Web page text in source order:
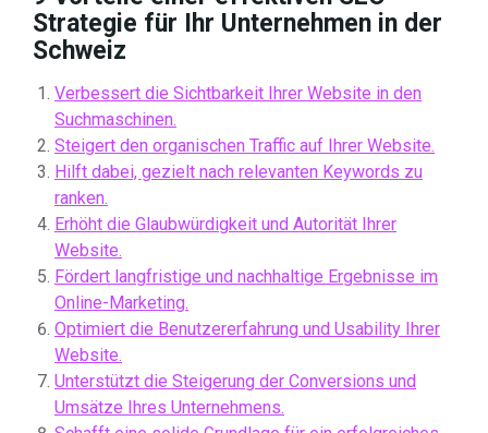
Strategie für Ihr Unternehmen in der
Schweiz
Verbessert die Sichtbarkeit Ihrer Website in den
Suchmaschinen.
Steigert den organischen Traffic auf Ihrer Website.
Hilft dabei, gezielt nach relevanten Keywords zu
ranken.
Erhöht die Glaubwürdigkeit und Autorität Ihrer
Website.
Fördert langfristige und nachhaltige Ergebnisse im
Online-Marketing.
Optimiert die Benutzererfahrung und Usability Ihrer
Website.
Unterstützt die Steigerung der Conversions und
Umsätze Ihres Unternehmens.